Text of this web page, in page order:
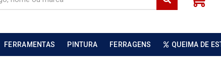
FERRAMENTAS PINTURA FERRAGENS QUEIMA DE